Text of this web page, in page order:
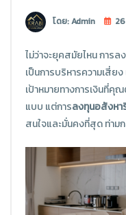
โดย: Admin
ไม่ว่าจะยุคสมัยไหน การล
เป็นการบริหารความเสี่
เป้าหมายทางการเงินที่คุ
แบบ แต่การลงทุนอสังห
สนใจและมั่นคงที่สุด ท่าม